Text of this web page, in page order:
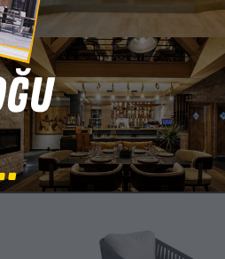
Hakları Saklıdır